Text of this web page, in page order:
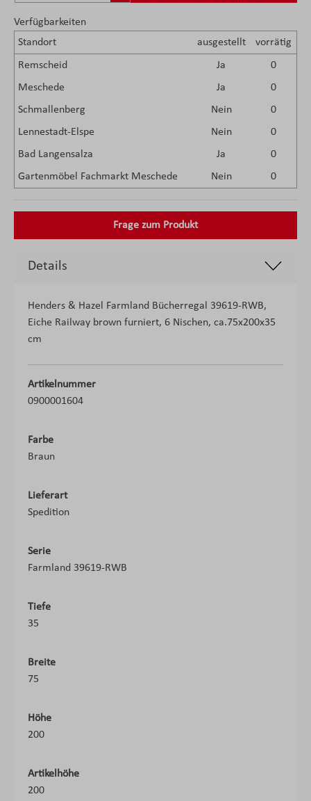
Verfügbarkeiten
Standort
ausgestellt vorrätig
Remscheid Ja
0
Meschede
Ja
0
Schmallenberg
Nein
0
Lennestadt-Elspe
Nein
0
Bad Langensalza
Ja
0
Gartenmöbel Fachmarkt Meschede
Nein 0
Frage zum Produkt
Details
Henders & Hazel Farmland Bücherregal 39619-RWB,
Eiche Railway brown furniert, 6 Nischen, ca.75x200x35
cm
Artikelnummer
0900001604
Farbe
Braun
Lieferart
Spedition
Serie
Farmland 39619-RWB
Tiefe
35
Breite
75
Höhe
200
Artikelhöhe
200